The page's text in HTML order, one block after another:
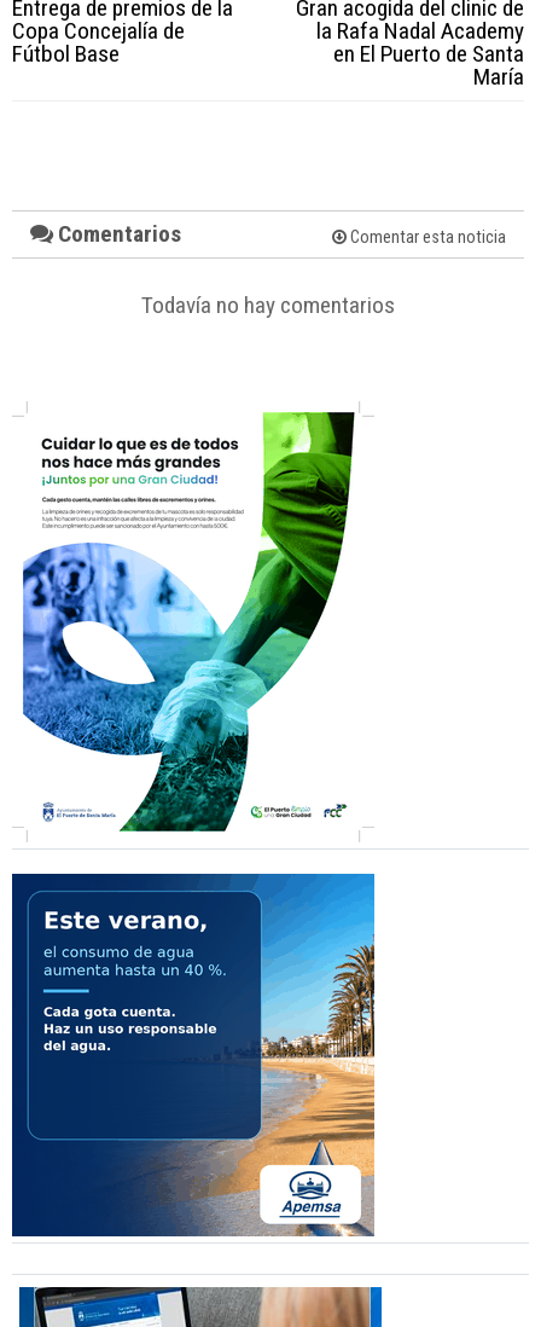
Entrega de premios de la
Copa Concejalía de
Fútbol Base
Gran acogida del clinic de
la Rafa Nadal Academy
en El Puerto de Santa
María
Comentarios Comentar esta noticia
Todavía no hay comentarios